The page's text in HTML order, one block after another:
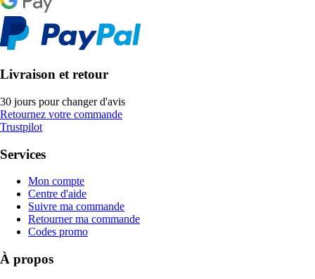
Livraison et retour
30 jours pour changer d'avis
Retournez votre commande
Trustpilot
Services
Mon compte
Centre d'aide
Suivre ma commande
Retourner ma commande
Codes promo
À propos